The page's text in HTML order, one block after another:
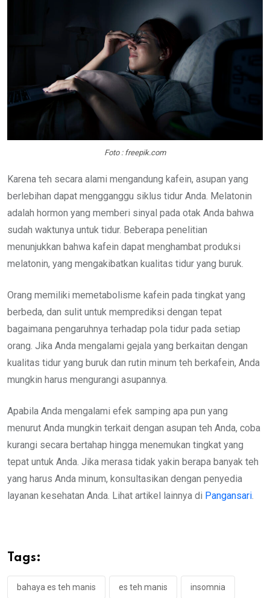
Foto : freepik.com
Karena teh secara alami mengandung kafein, asupan yang
berlebihan dapat mengganggu siklus tidur Anda. Melatonin
adalah hormon yang memberi sinyal pada otak Anda bahwa
sudah waktunya untuk tidur. Beberapa penelitian
menunjukkan bahwa kafein dapat menghambat produksi
melatonin, yang mengakibatkan kualitas tidur yang buruk.
Orang memiliki memetabolisme kafein pada tingkat yang
berbeda, dan sulit untuk memprediksi dengan tepat
bagaimana pengaruhnya terhadap pola tidur pada setiap
orang. Jika Anda mengalami gejala yang berkaitan dengan
kualitas tidur yang buruk dan rutin minum teh berkafein, Anda
mungkin harus mengurangi asupannya.
Apabila Anda mengalami efek samping apa pun yang
menurut Anda mungkin terkait dengan asupan teh Anda, coba
kurangi secara bertahap hingga menemukan tingkat yang
tepat untuk Anda. Jika merasa tidak yakin berapa banyak teh
yang harus Anda minum, konsultasikan dengan penyedia
layanan kesehatan Anda. Lihat artikel lainnya di Pangansari.
Tags:
bahaya es teh manis es teh manis insomnia